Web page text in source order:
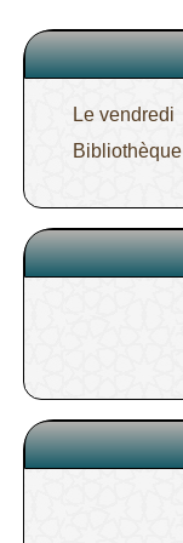
Le vendredi
Bibliothèque